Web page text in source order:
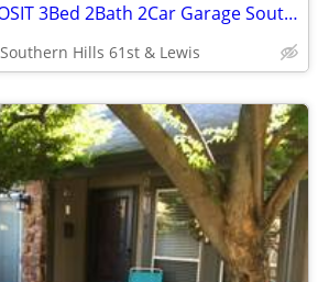
CLEAN ECT FIX DEPOSIT 3Bed 2Bath 2Car Garage Southern Hills Home 🏆👌
Southern Hills 61st & Lewis